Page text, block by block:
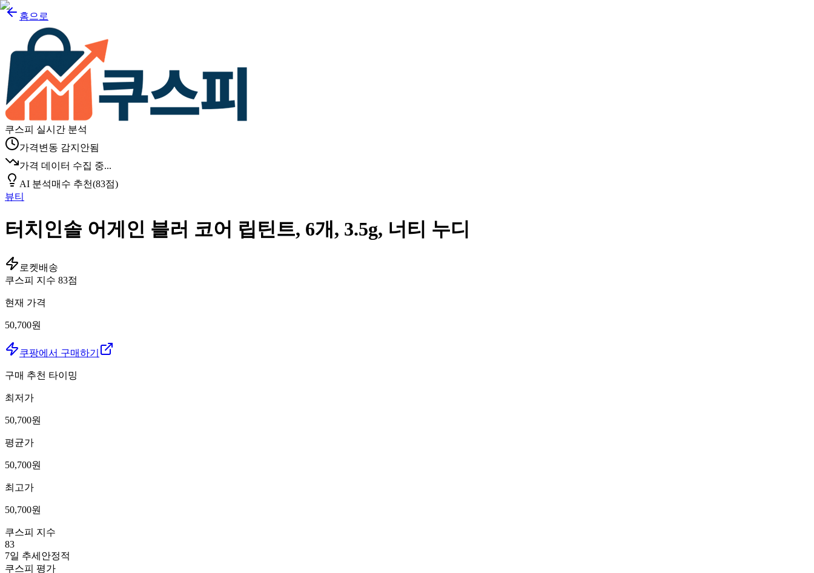
홈으로
쿠스피 실시간 분석
가격변동 감지안됨
가격 데이터 수집 중...
AI 분석매수 추천(83점)
뷰티
터치인솔 어게인 블러 코어 립틴트, 6개, 3.5g, 너티 누디
로켓배송
쿠스피 지수 83점
현재 가격
50,700원
쿠팡에서 구매하기
구매 추천 타이밍
최저가
50,700원
평균가
50,700원
최고가
50,700원
쿠스피 지수
83
7일 추세 안정적
쿠스피 평가